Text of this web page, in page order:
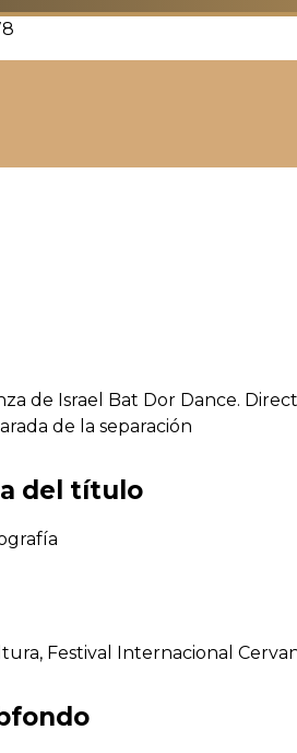
de Israel Bat Dor Dance.
de la separación
del título
Festival Internacional